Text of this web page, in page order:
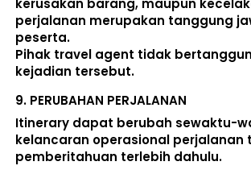
kerusakan barang, maupun
perjalanan merupakan tanggung
peserta.
Pihak travel agent tidak
kejadian tersebut.
9. PERUBAHAN PERJALANAN
Itinerary dapat berubah sewaktu-
kelancaran operasional perjalanan
pemberitahuan terlebih dahulu.